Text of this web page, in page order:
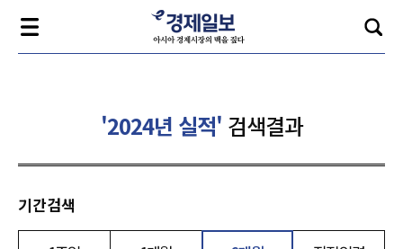
'2024년 실적' 검색결과
기간검색